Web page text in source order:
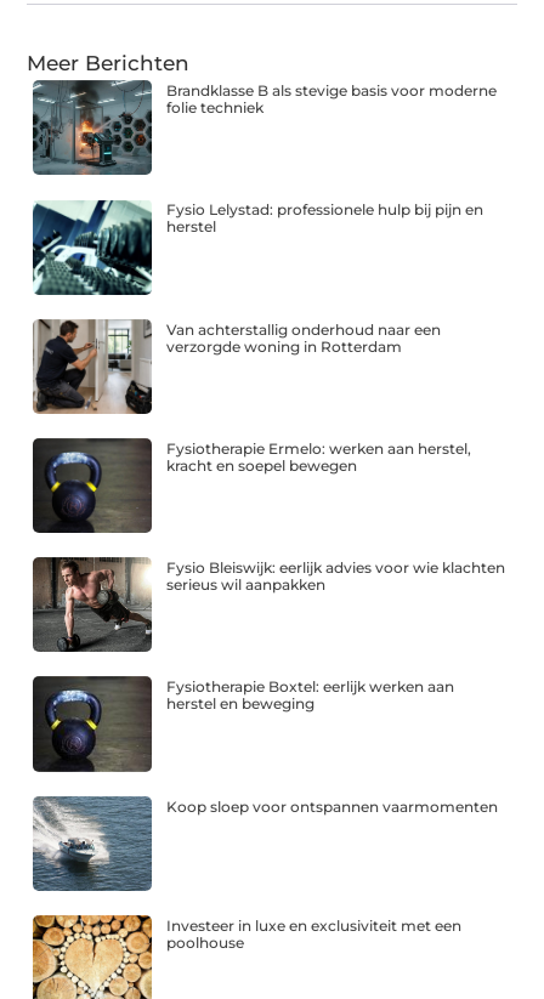
Meer Berichten
Brandklasse B als stevige basis voor moderne
folie techniek
Fysio Lelystad: professionele hulp bij pijn en
herstel
Van achterstallig onderhoud naar een
verzorgde woning in Rotterdam
Fysiotherapie Ermelo: werken aan herstel,
kracht en soepel bewegen
Fysio Bleiswijk: eerlijk advies voor wie klachten
serieus wil aanpakken
Fysiotherapie Boxtel: eerlijk werken aan
herstel en beweging
Koop sloep voor ontspannen vaarmomenten
Investeer in luxe en exclusiviteit met een
poolhouse